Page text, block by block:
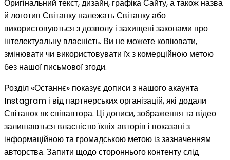
Оригінальний текст, дизайн, графіка Сайту, а також назва
й логотип Світанку належать Світанку або
використовуються з дозволу і захищені законами про
інтелектуальну власність. Ви не можете копіювати,
змінювати чи використовувати їх з комерційною метою
без нашої письмової згоди.
Розділ «Останнє» показує дописи з нашого акаунта
Instagram і від партнерських організацій, які додали
Світанок як співавтора. Ці дописи, зображення та відео
залишаються власністю їхніх авторів і показані з
інформаційною та громадською метою із зазначенням
авторства. Запити щодо стороннього контенту слід